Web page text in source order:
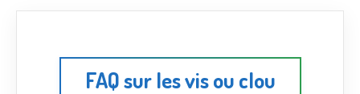
FAQ sur les vis ou clou